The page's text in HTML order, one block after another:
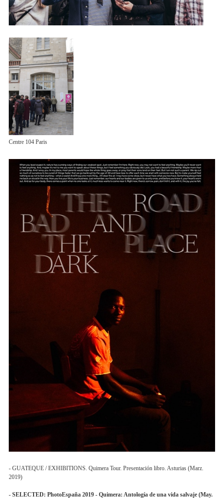
Centre 104 Paris
- GUATEQUE / EXHIBITIONS. Quimera Tour. Presentación libro. Asturias (Marz.
2019)
- SELECTED: PhotoEspaña 2019 - Quimera: Antología de una vida salvaje (May.